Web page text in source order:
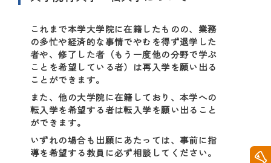
これまで本学大学院に在籍したものの、業務
の多忙や経済的な事情でやむを得ず退学した
者や、修了した者（もう一度他の分野で学ぶ
ことを希望している者）は再入学を願い出る
ことができます。
また、他の大学院に在籍しており、本学への
転入学を希望する者は転入学を願い出ること
ができます。
いずれの場合も出願にあたっては、事前に指
導を希望する教員に必ず相談してください。